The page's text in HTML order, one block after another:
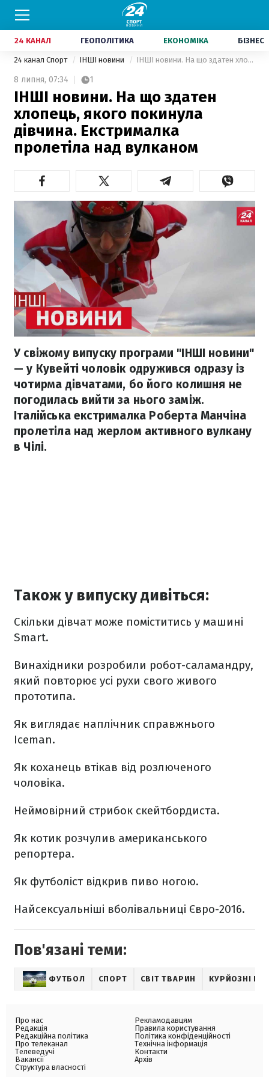
24 КАНАЛ ГЕОПОЛІТИКА ЕКОНОМІКА БІЗНЕС
24 канал Спорт ІНШІ новини ІНШІ новини. На що здатен хлопець, якого покинула дівчина. Екстрималка пролетіла над вулканом
8 липня, 07:34 1
ІНШІ новини. На що здатен
хлопець, якого покинула
дівчина. Екстрималка
пролетіла над вулканом
У свіжому випуску програми "ІНШІ новини"
— у Кувейті чоловік одружився одразу із
чотирма дівчатами, бо його колишня не
погодилась вийти за нього заміж.
Італійська екстрималка Роберта Манчіна
пролетіла над жерлом активного вулкану
в Чілі.
Також у випуску дивіться:
Скільки дівчат може поміститись у машині
Smart.
Винахідники розробили робот-саламандру,
який повторює усі рухи свого живого
прототипа.
Як виглядає наплічник справжнього
Iceman.
Як коханець втікав від розлюченого
чоловіка.
Неймовірний стрибок скейтбордиста.
Як котик розчулив американського
репортера.
Як футболіст відкрив пиво ногою.
Найсексуальніші вболівальниці Євро-2016.
Пов'язані теми:
ФУТБОЛ СПОРТ СВІТ ТВАРИН КУРЙОЗНІ
Про нас
Редакція
Редакційна політика
Про телеканал
Телеведучі
Вакансії
Структура власності
Рекламодавцям
Правила користування
Політика конфіденційності
Технічна інформація
Контакти
Архів